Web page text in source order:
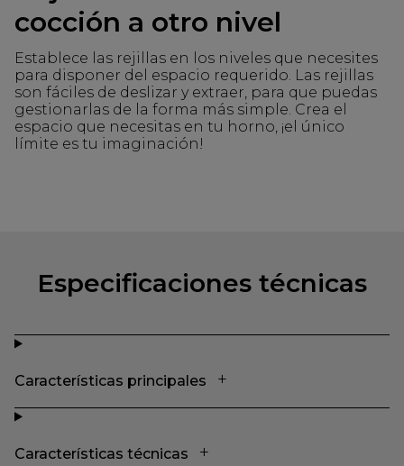
cocción a otro nivel
Establece las rejillas en los niveles que necesites
para disponer del espacio requerido. Las rejillas
son fáciles de deslizar y extraer, para que puedas
gestionarlas de la forma más simple. Crea el
espacio que necesitas en tu horno, ¡el único
límite es tu imaginación!
Especificaciones técnicas
Características principales
Características técnicas